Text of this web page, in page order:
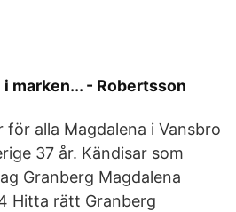
marken... - Robertsson
för alla Magdalena i Vansbro
37 år. Kändisar som
Granberg Magdalena
Hitta rätt Granberg